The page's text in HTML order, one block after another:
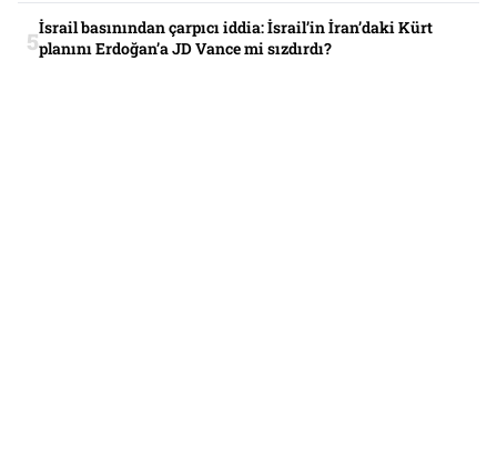
İsrail basınından çarpıcı iddia: İsrail’in İran’daki Kürt
planını Erdoğan’a JD Vance mi sızdırdı?